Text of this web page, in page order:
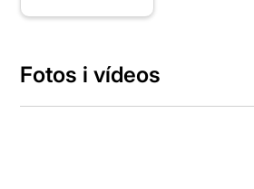
Fotos i vídeos